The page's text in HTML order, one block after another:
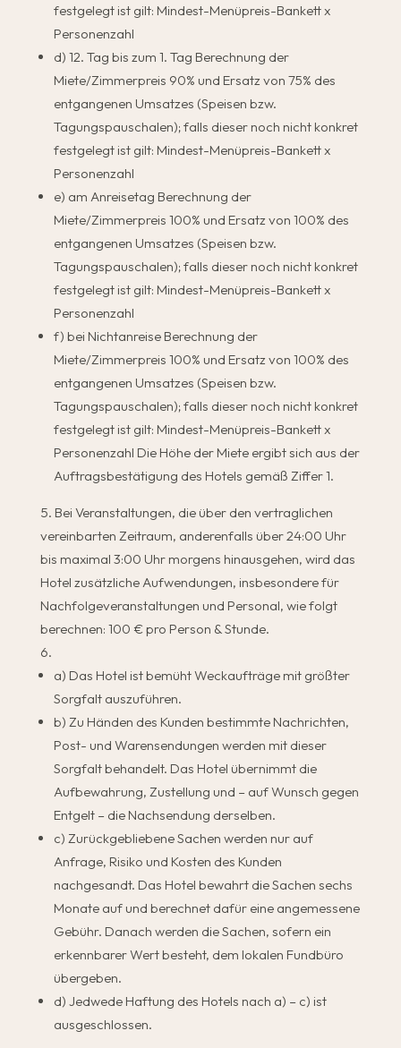
festgelegt ist gilt: Mindest-Menüpreis-Bankett x
Personenzahl
d) 12. Tag bis zum 1. Tag Berechnung der
Miete/Zimmerpreis 90% und Ersatz von 75% des
entgangenen Umsatzes (Speisen bzw.
Tagungspauschalen); falls dieser noch nicht konkret
festgelegt ist gilt: Mindest-Menüpreis-Bankett x
Personenzahl
e) am Anreisetag Berechnung der
Miete/Zimmerpreis 100% und Ersatz von 100% des
entgangenen Umsatzes (Speisen bzw.
Tagungspauschalen); falls dieser noch nicht konkret
festgelegt ist gilt: Mindest-Menüpreis-Bankett x
Personenzahl
f) bei Nichtanreise Berechnung der
Miete/Zimmerpreis 100% und Ersatz von 100% des
entgangenen Umsatzes (Speisen bzw.
Tagungspauschalen); falls dieser noch nicht konkret
festgelegt ist gilt: Mindest-Menüpreis-Bankett x
Personenzahl Die Höhe der Miete ergibt sich aus der
Auftragsbestätigung des Hotels gemäß Ziffer 1.
Bei Veranstaltungen, die über den vertraglichen
vereinbarten Zeitraum, anderenfalls über 24:00 Uhr
bis maximal 3:00 Uhr morgens hinausgehen, wird das
Hotel zusätzliche Aufwendungen, insbesondere für
Nachfolgeveranstaltungen und Personal, wie folgt
berechnen: 100 € pro Person & Stunde.
a) Das Hotel ist bemüht Weckaufträge mit größter
Sorgfalt auszuführen.
b) Zu Händen des Kunden bestimmte Nachrichten,
Post- und Warensendungen werden mit dieser
Sorgfalt behandelt. Das Hotel übernimmt die
Aufbewahrung, Zustellung und – auf Wunsch gegen
Entgelt – die Nachsendung derselben.
c) Zurückgebliebene Sachen werden nur auf
Anfrage, Risiko und Kosten des Kunden
nachgesandt. Das Hotel bewahrt die Sachen sechs
Monate auf und berechnet dafür eine angemessene
Gebühr. Danach werden die Sachen, sofern ein
erkennbarer Wert besteht, dem lokalen Fundbüro
übergeben.
d) Jedwede Haftung des Hotels nach a) – c) ist
ausgeschlossen.